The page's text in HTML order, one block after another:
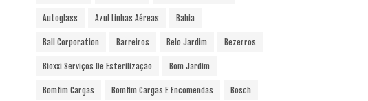
Autoglass Azul Linhas Aéreas Bahia
Ball Corporation Barreiros Belo Jardim Bezerros
Bioxxi Serviços De Esterilização Bom Jardim
Bomfim Cargas Bomfim Cargas E Encomendas Bosch